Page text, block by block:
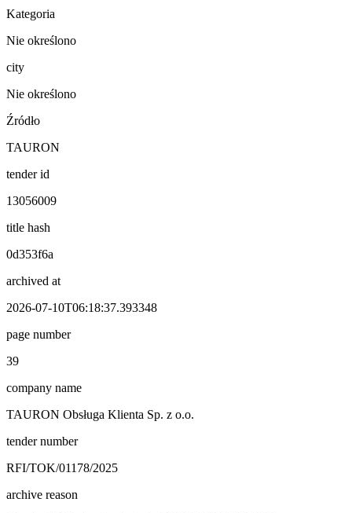
Kategoria
Nie określono
city
Nie określono
Źródło
TAURON
tender id
13056009
title hash
0d353f6a
archived at
2026-07-10T06:18:37.393348
page number
39
company name
TAURON Obsługa Klienta Sp. z o.o.
tender number
RFI/TOK/01178/2025
archive reason